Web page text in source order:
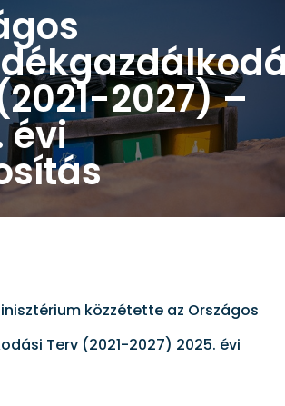
2027) –
évi
közzétette az Országos
Terv (2021-2027) 2025. évi